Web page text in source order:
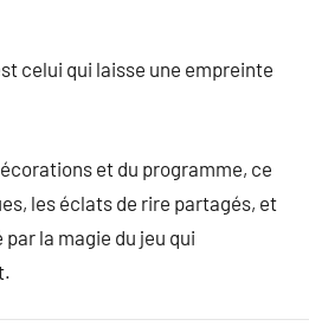
celui qui laisse une empreinte
et du programme, ce
les éclats de rire partagés, et
la magie du jeu qui